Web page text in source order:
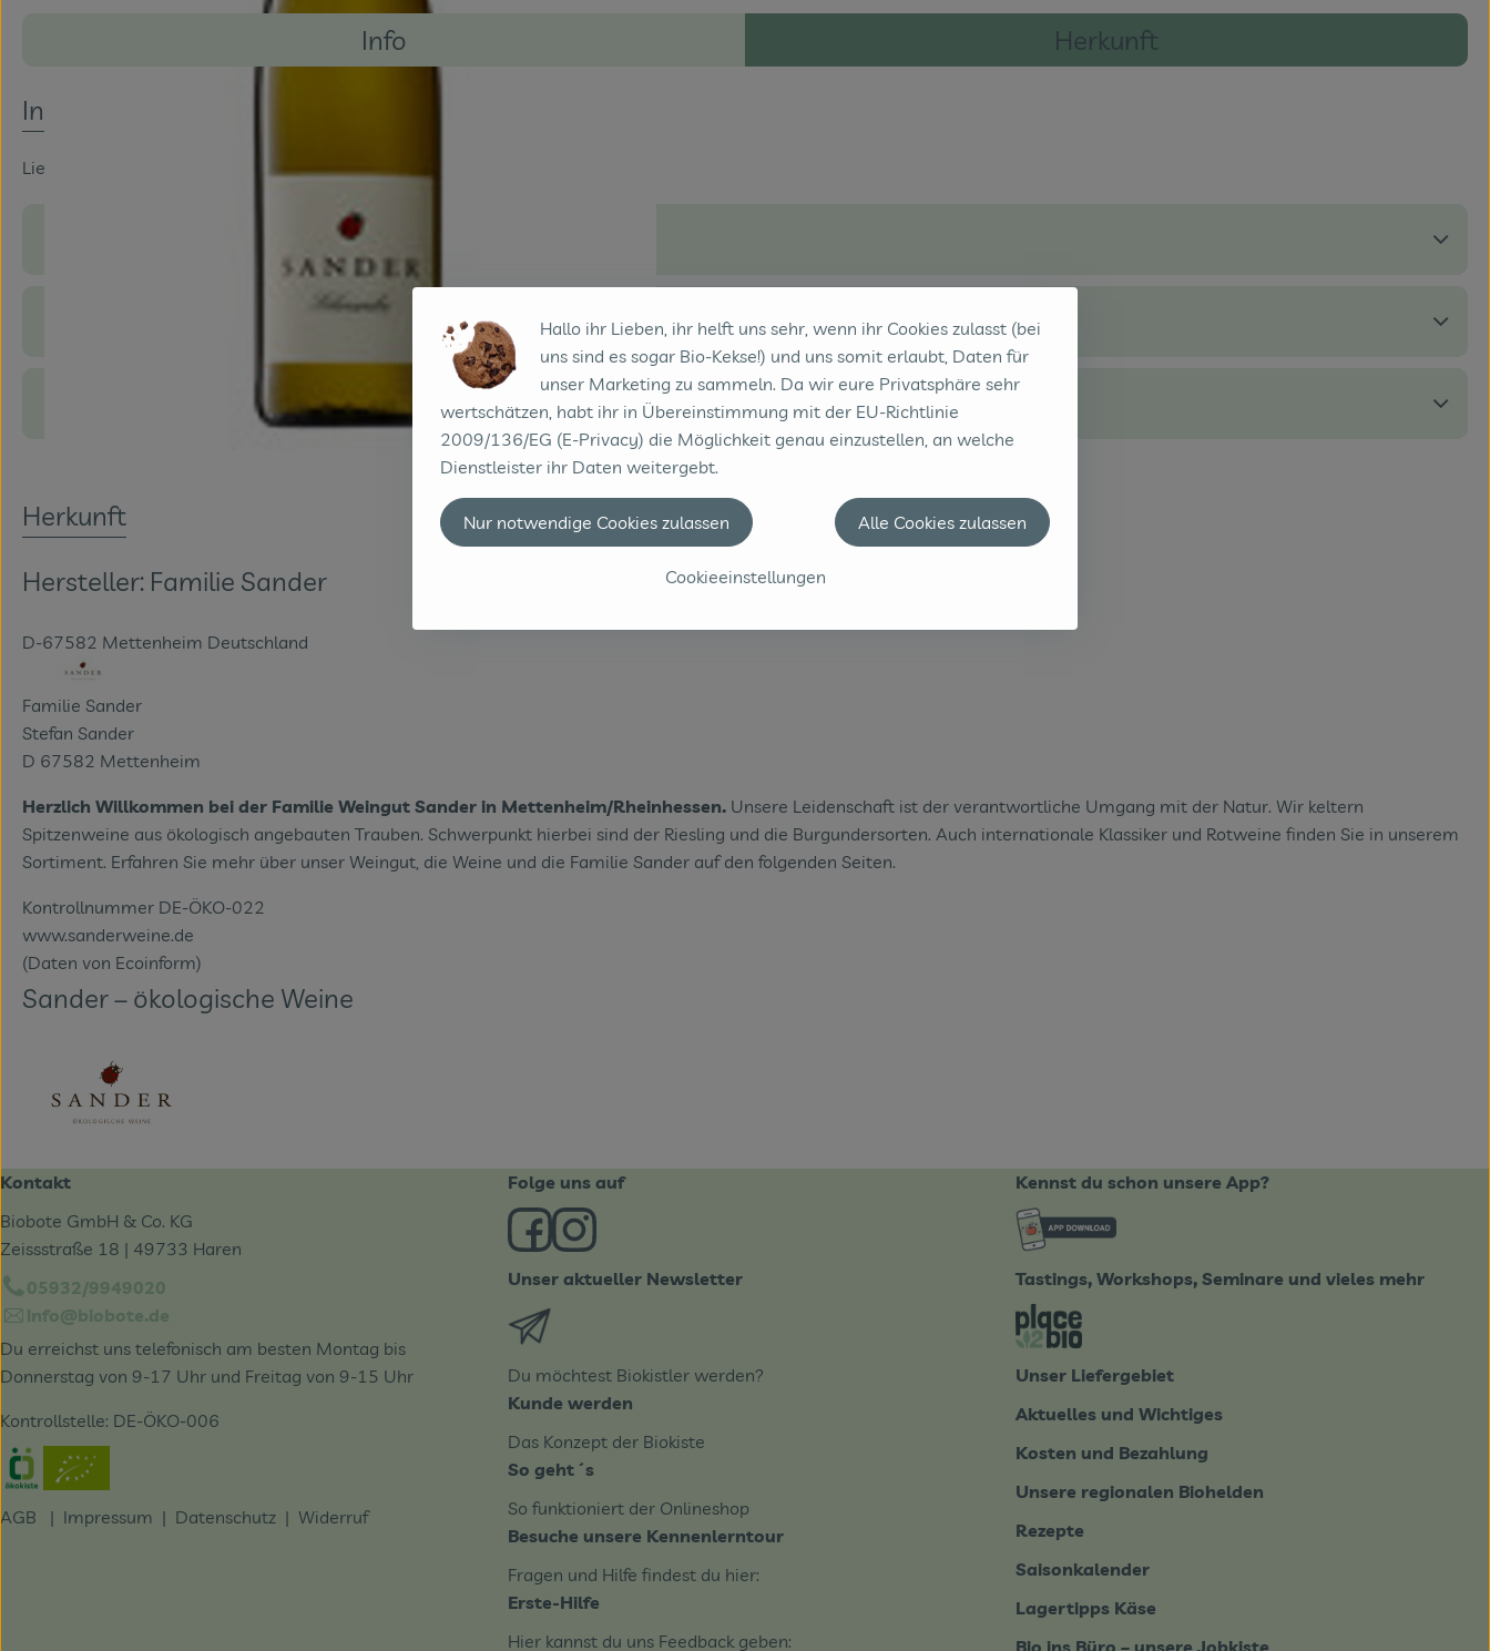
Rezepte
Info
Herkunft
Es wurden keine passenden Rezepte gefunden.
Info
Lieblich - Frisch-fruchtig-leichter Wein
Herkunft
Hersteller: Familie Sander
D-67582 Mettenheim Deutschland
Familie Sander
Stefan Sander
D 67582 Mettenheim
Herzlich Willkommen bei der Familie Weingut Sander in Mettenheim/Rheinhessen. Unsere Leidenschaft ist der verantwortliche Umgang mit der Natur. Wir keltern
Spitzenweine aus ökologisch angebauten Trauben. Schwerpunkt hierbei sind der Riesling und die Burgundersorten. Auch internationale Klassiker und Rotweine finden Sie in unserem
Sortiment. Erfahren Sie mehr über unser Weingut, die Weine und die Familie Sander auf den folgenden Seiten.
Kontrollnummer DE-ÖKO-022
www.sanderweine.de
(Daten von Ecoinform)
Sander – ökologische Weine
Kontakt
Biobote GmbH & Co. KG
Zeissstraße 18 | 49733 Haren
05932/9949020
info@biobote.de
Du erreichst uns telefonisch am besten Montag bis
Donnerstag von 9-17 Uhr und Freitag von 9-15 Uhr
Kontrollstelle: DE-ÖKO-006
Externer Link zu https://www.oekokiste.de/
AGB | Impressum | Datenschutz | Widerruf
Folge uns auf
Externer Link zu https://www.facebook.com/derBiobote/
Externer Link zu https://www.instagram.com/biobote_de/
Unser aktueller Newsletter
Externer Link zu https://biobote.de/mailvorlage/newsletter-0826.html
Du möchtest Biokistler werden?
Kunde werden
Das Konzept der Biokiste
So geht´s
So funktioniert der Onlineshop
Besuche unsere Kennenlerntour
Fragen und Hilfe findest du hier:
Erste-Hilfe
Hier kannst du uns Feedback geben:
Kennst du schon unsere App?
Externer Link zu https://www.biobote-
Tastings, Workshops, Seminare und vieles mehr
Externer Link zu https://place2bio.de/
Unser Liefergebiet
Aktuelles und Wichtiges
Kosten und Bezahlung
Unsere regionalen Biohelden
Rezepte
Saisonkalender
Lagertipps Käse
Hallo ihr Lieben, ihr helft uns sehr, wenn ihr Cookies zulasst (bei
uns sind es sogar Bio-Kekse!) und uns somit erlaubt, Daten für
unser Marketing zu sammeln. Da wir eure Privatsphäre sehr
wertschätzen, habt ihr in Übereinstimmung mit der EU-Richtlinie
2009/136/EG (E-Privacy) die Möglichkeit genau einzustellen, an welche
Dienstleister ihr Daten weitergebt.
Cookieeinstellungen
Nur notwendige Cookies zulassen Alle Cookies zulassen